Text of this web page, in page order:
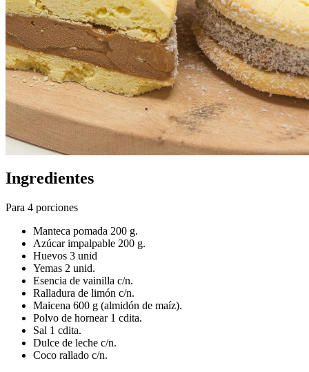
Ingredientes
Para 4 porciones
Manteca pomada 200 g.
Azúcar impalpable 200 g.
Huevos 3 unid
Yemas 2 unid.
Esencia de vainilla c/n.
Ralladura de limón c/n.
Maicena 600 g (almidón de maíz).
Polvo de hornear 1 cdita.
Sal 1 cdita.
Dulce de leche c/n.
Coco rallado c/n.